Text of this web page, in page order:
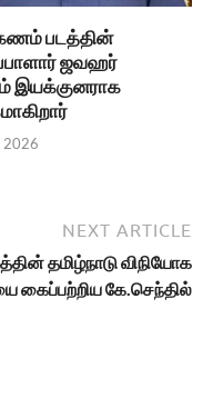
படத்தின்
ஜவஹர்
இயக்குனராக
2026
NEXT ARTICLE
தமிழ்நாடு விநியோக
கைப்பற்றிய கே.செந்தில்